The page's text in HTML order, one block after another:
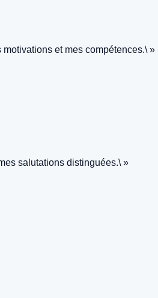
et mes compétences.\ »
salutations distinguées.\ »